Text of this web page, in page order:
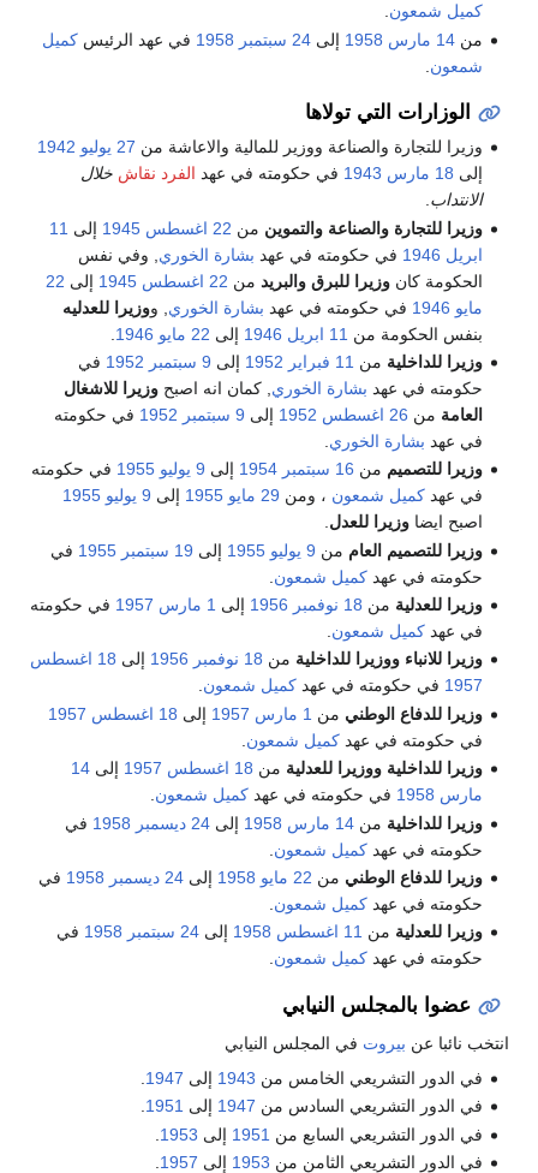
كميل شمعون
من14 مارس 1958 إلى24 سبتمبر 1958 في عهد الرئيسكميل
شمعون
الوزارات التي تولاها
وزيرا للتجارة والصناعة ووزير للمالية والاعاشة من 27 يوليو
1942
إلى 18 مارس 1943 في حكومته في عهد الفرد نقاش خلال
الانتداب
وزيرا للتجارة والصناعة والتموين من 22 اغسطس 1945 إلى 11
ابريل 1946 في حكومته في عهد بشارة الخوري , وفي نفس
الحكومة كانوزيرا للبرق والبريد من 22 اغسطس 1945 إلى 22
مايو 1946 في حكومته في عهد بشارة الخوري , ووزيرا للعدليه
بنفس الحكومة من 11 ابريل 1946 إلى 22 مايو 1946
وزيرا للداخلية من 11 فبراير 1952 إلى 9 سبتمبر 1952 في
حكومته في عهد بشارة الخوري , كمان انه اصبحوزيرا للاشغال
العامة من 26 اغسطس 1952 إلى 9 سبتمبر 1952 في حكومته
في عهد بشارة الخوري
وزيرا للتصميم من 16 سبتمبر 1954 إلى 9 يوليو 1955 في حكومته
في عهدكميل شمعون ، ومن 29 مايو 1955 إلى 9 يوليو
1955
اصبح ايضاوزيرا للعدل.
وزيرا للتصميم العام من 9 يوليو 1955 إلى 19 سبتمبر 1955 في
حكومته في عهدكميل شمعون
وزيرا للعدلية من 18 نوفمبر 1956 إلى 1 مارس 1957 في حكومته
في عهدكميل شمعون
وزيرا للانباء ووزيرا للداخلية من 18 نوفمبر 1956 إلى 18 اغسطس
1957 في حكومته في عهدكميل شمعون.
وزيرا للدفاع الوطني من 1 مارس 1957 إلى 18 اغسطس
1957
في حكومته في عهدكميل شمعون
وزيرا للداخلية ووزيرا للعدلية من 18 اغسطس 1957 إلى14
مارس 1958 في حكومته في عهدكميل شمعون.
وزيرا للداخلية من14 مارس 1958 إلى24 ديسمبر 1958 في
حكومته في عهدكميل شمعون
وزيرا للدفاع الوطني من 22 مايو 1958 إلى24 ديسمبر 1958 في
حكومته في عهدكميل شمعون
وزيرا للعدلية من 11 اغسطس 1958 إلى24 سبتمبر 1958 في
حكومته في عهدكميل شمعون.
عضوا بالمجلس النيابي
انتخب نائبا عن بيروت في المجلس النيابي
في الدور التشريعي الخامس من 1943 إلى 1947
في الدور التشريعي السادس من 1947 إلى 1951
.
في الدور التشريعي السابع من 1951 إلى 1953
في الدور التشريعي الثامن من 1953 إلى 1957